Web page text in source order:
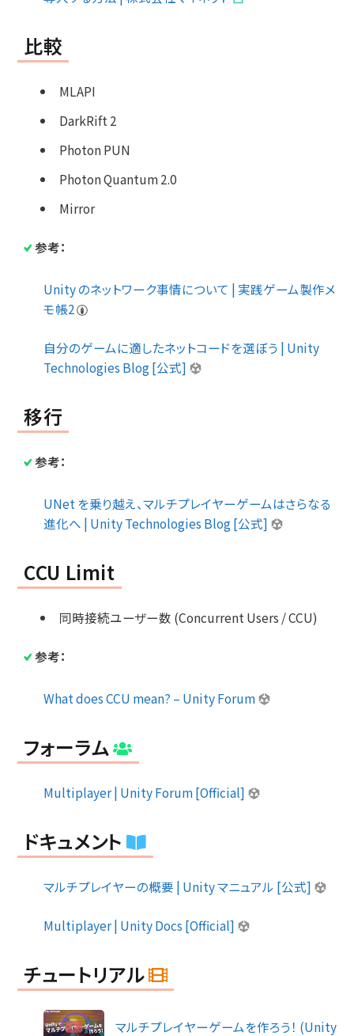
比較
MLAPI
DarkRift 2
Photon PUN
Photon Quantum 2.0
Mirror
参考：
Unity のネットワーク事情について | 実践ゲーム製作メ
モ帳2
自分のゲームに適したネットコードを選ぼう | Unity
Technologies Blog [公式]
移行
参考：
UNet を乗り越え、マルチプレイヤーゲームはさらなる
進化へ | Unity Technologies Blog [公式]
CCU Limit
同時接続ユーザー数 (Concurrent Users / CCU)
参考：
What does CCU mean? – Unity Forum
フォーラム
Multiplayer | Unity Forum [Official]
ドキュメント
マルチプレイヤーの概要 | Unity マニュアル [公式]
Multiplayer | Unity Docs [Official]
チュートリアル
マルチプレイヤーゲームを作ろう！ (Unity